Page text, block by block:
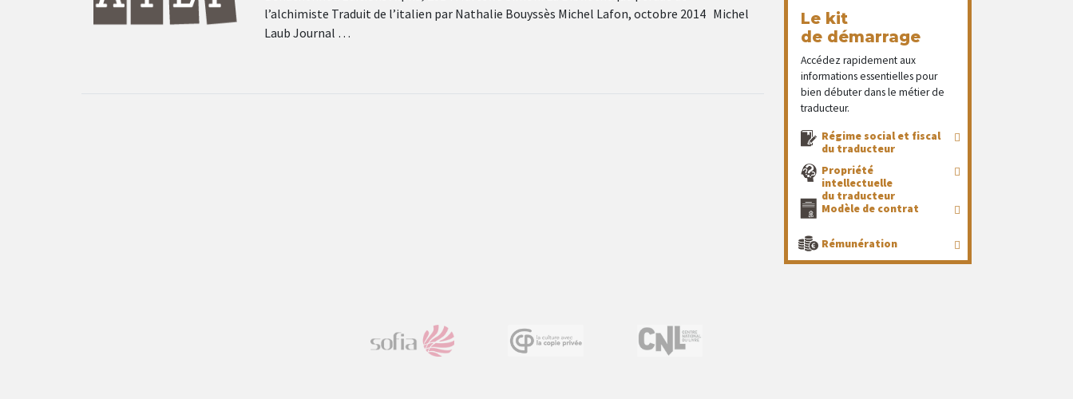
l’alchimiste Traduit de l’italien par Nathalie Bouyssès Michel Lafon, octobre 2014 Michel
Laub Journal …
Le kit
de démarrage
Accédez rapidement aux
informations essentielles pour
bien débuter dans le métier de
traducteur.
Régime social et fiscal
du traducteur
Propriété
intellectuelle
du traducteur
Modèle de contrat
Rémunération